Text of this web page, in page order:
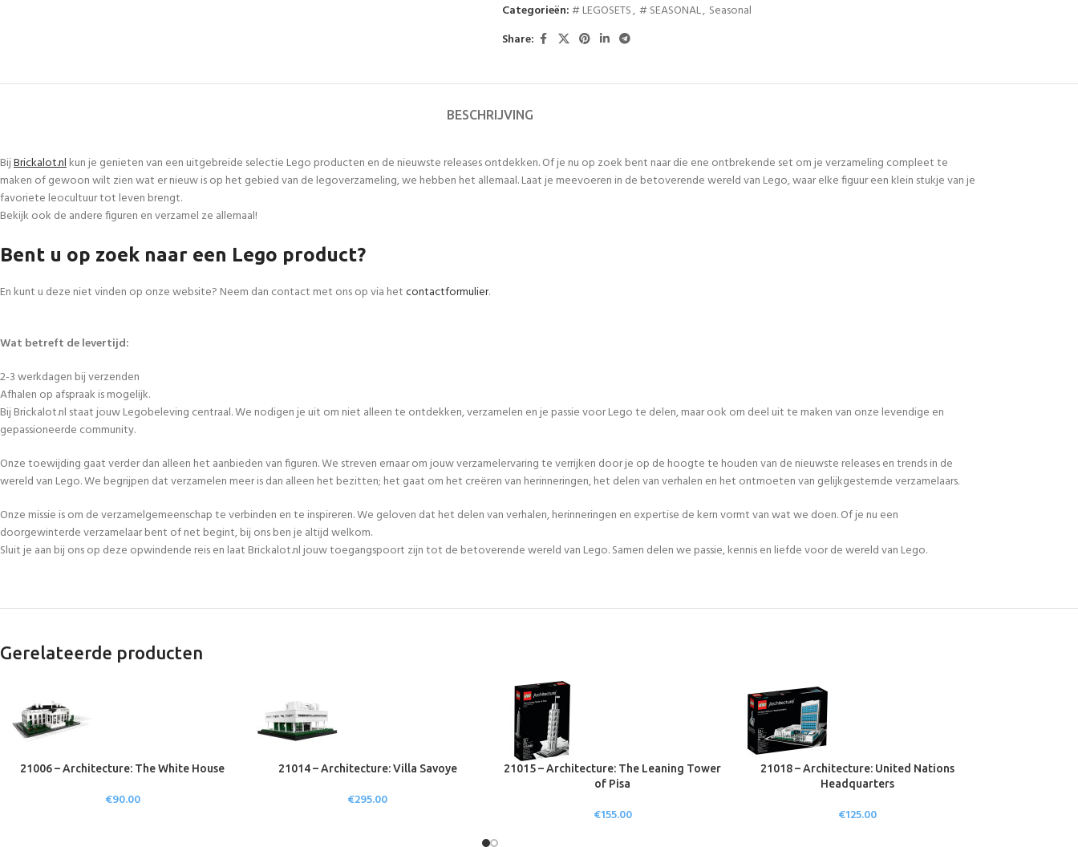
Categorieën:# LEGOSETS, # SEASONAL, Seasonal
Share:
BESCHRIJVING
BijBrickalot.nlkun je genieten van een uitgebreide selectie Lego producten en de nieuwste releases ontdekken. Of je nu op zoek bent naar die ene ontbrekende set om je verzameling compleet te
maken of gewoon wilt zien wat er nieuw is op het gebied van de legoverzameling, we hebben het allemaal. Laat je meevoeren in de betoverende wereld van Lego, waar elke figuur een klein stukje van je
favoriete leocultuur tot leven brengt.
Bekijk ook de andere figuren en verzamel ze allemaal!
Bent u op zoek naar een Lego product?
En kunt u deze niet vinden op onze website? Neem dan contact met ons op via hetcontactformulier.
Wat betreft de levertijd:
2-3 werkdagen bij verzenden
Afhalen op afspraak is mogelijk.
Bij Brickalot.nl staat jouw Legobeleving centraal. We nodigen je uit om niet alleen te ontdekken, verzamelen en je passie voor Lego te delen, maar ook om deel uit te maken van onze levendige en
gepassioneerde community.
Onze toewijding gaat verder dan alleen het aanbieden van figuren. We streven ernaar om jouw verzamelervaring te verrijken door je op de hoogte te houden van de nieuwste releases en trends in de
wereld van Lego. We begrijpen dat verzamelen meer is dan alleen het bezitten; het gaat om het creëren van herinneringen, het delen van verhalen en het ontmoeten van gelijkgestemde verzamelaars.
Onze missie is om de verzamelgemeenschap te verbinden en te inspireren. We geloven dat het delen van verhalen, herinneringen en expertise de kern vormt van wat we doen. Of je nu een
doorgewinterde verzamelaar bent of net begint, bij ons ben je altijd welkom.
Sluit je aan bij ons op deze opwindende reis en laat Brickalot.nl jouw toegangspoort zijn tot de betoverende wereld van Lego. Samen delen we passie, kennis en liefde voor de wereld van Lego.
Gerelateerde producten
21006 – Architecture: The White House
€90.00
21014 – Architecture: Villa Savoye
€295.00
21015 – Architecture: The Leaning Tower
of Pisa
€155.00
21018 – Architecture: United Nations
Headquarters
€125.00